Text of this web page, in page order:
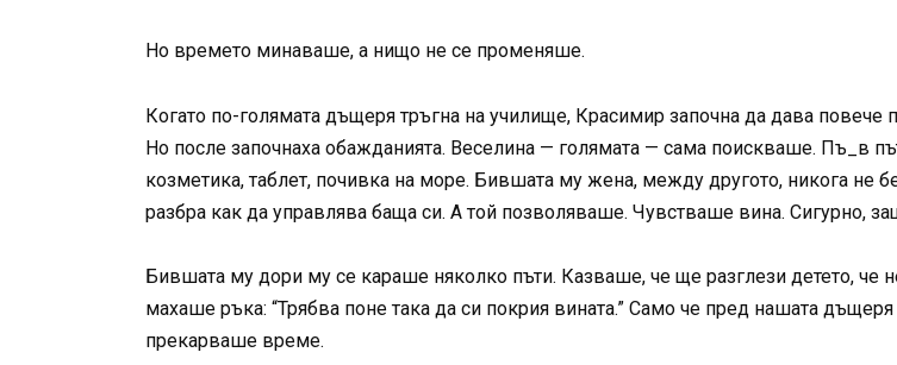
Но времето минаваше, а нищо не се променяше.
Когато по-голямата дъщеря тръгна на училище, Красимир започна да дава повече
Но после започнаха обажданията. Веселина — голямата — сама поискваше. Пъ_в
козметика, таблет, почивка на море. Бившата му жена, между другото, никога
разбра как да управлява баща си. А той позволяваше. Чувстваше вина. Сигурно,
Бившата му дори му се караше няколко пъти. Казваше, че ще разглези детето,
махаше ръка: “Трябва поне така да си покрия вината.” Само че пред нашата
прекарваше време.